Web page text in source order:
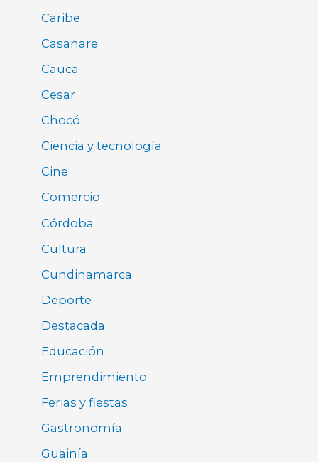
Caribe
Casanare
Cauca
Cesar
Chocó
Ciencia y tecnología
Cine
Comercio
Córdoba
Cultura
Cundinamarca
Deporte
Destacada
Educación
Emprendimiento
Ferias y fiestas
Gastronomía
Guainía